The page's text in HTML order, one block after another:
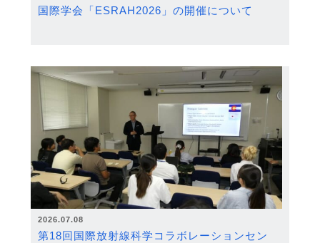
国際学会「ESRAH2026」の開催について
2026.07.08
第18回国際放射線科学コラボレーションセン